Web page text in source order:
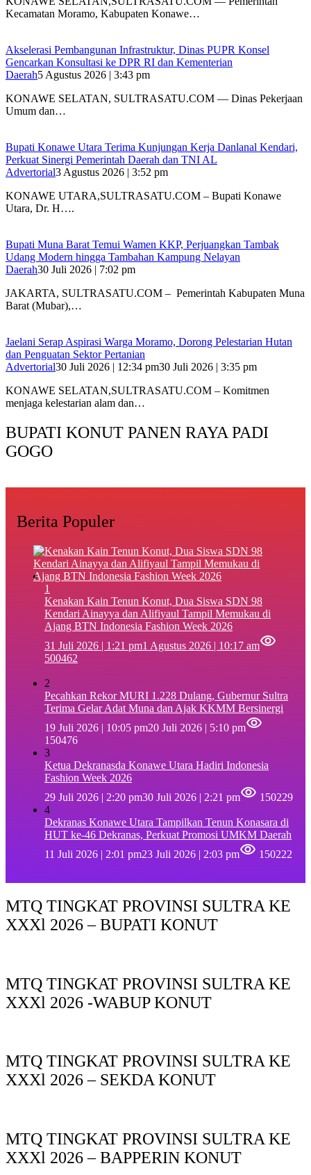
Kecamatan Moramo, Kabupaten Konawe…
Akselerasi Pembangunan Infrastruktur, Dinas PUPR Konsel
Gencarkan Konsultasi ke DPR RI dan Kementerian
Daerah5 Agustus 2026 | 3:43 pm
KONAWE SELATAN, SULTRASATU.COM — Dinas Pekerjaan
Umum dan…
Bupati Konawe Utara Terima Kunjungan Kerja Danlanal Kendari,
Perkuat Sinergi Pemerintah Daerah dan TNI AL
Advertorial3 Agustus 2026 | 3:52 pm
‎KONAWE UTARA,SULTRASATU.COM – Bupati Konawe
Utara, Dr. H….
‎Bupati Muna Barat Temui Wamen KKP, Perjuangkan Tambak
Udang Modern hingga Tambahan Kampung Nelayan
Daerah30 Juli 2026 | 7:02 pm
‎JAKARTA, SULTRASATU.COM – Pemerintah Kabupaten Muna
Barat (Mubar),…
Jaelani Serap Aspirasi Warga Moramo, Dorong Pelestarian Hutan
dan Penguatan Sektor Pertanian
Advertorial30 Juli 2026 | 12:34 pm30 Juli 2026 | 3:35 pm
KONAWE SELATAN,SULTRASATU.COM – Komitmen
menjaga kelestarian alam dan…
BUPATI KONUT PANEN RAYA PADI
GOGO
Berita Populer
1
‎Kenakan Kain Tenun Konut, Dua Siswa SDN 98
Kendari Ainayya dan Alifiyaul Tampil Memukau di
Ajang BTN Indonesia Fashion Week 2026
31 Juli 2026 | 1:21 pm1 Agustus 2026 | 10:17 am
500462
2
Pecahkan Rekor MURI 1.228 Dulang, Gubernur Sultra
Terima Gelar Adat Muna dan Ajak KKMM Bersinergi
19 Juli 2026 | 10:05 pm20 Juli 2026 | 5:10 pm
150476
3
Ketua Dekranasda Konawe Utara Hadiri Indonesia
Fashion Week 2026
29 Juli 2026 | 2:20 pm30 Juli 2026 | 2:21 pm
150229
4
Dekranas Konawe Utara Tampilkan Tenun Konasara di
HUT ke-46 Dekranas, Perkuat Promosi UMKM Daerah
11 Juli 2026 | 2:01 pm23 Juli 2026 | 2:03 pm 150222
MTQ TINGKAT PROVINSI SULTRA KE
XXXl 2026 – BUPATI KONUT
MTQ TINGKAT PROVINSI SULTRA KE
XXXl 2026 -WABUP KONUT
MTQ TINGKAT PROVINSI SULTRA KE
XXXl 2026 – SEKDA KONUT
MTQ TINGKAT PROVINSI SULTRA KE
XXXl 2026 – BAPPERIN KONUT